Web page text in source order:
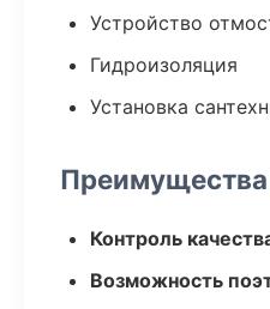
Устройство
Гидроизоляция
Установка
Контроль
Возможность